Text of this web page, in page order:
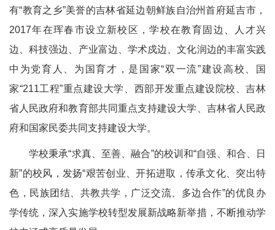
有“教育之乡”美誉的吉林省延边朝鲜族自治州首府延吉市，
2017年在珲春市设立新校区，学校在教育固边、人才兴
边、科技强边、产业富边、学术戍边、文化润边的丰富实践
中为党育人、为国育才，是国家“双一流”建设高校、国
家“211工程”重点建设大学、西部开发重点建设院校、吉林
省人民政府和教育部共同重点支持建设大学、吉林省人民政
府和国家民委共同支持建设大学。
学校秉承“求真、至善、融合”的校训和“自强、和合、日
新”的校风，发扬“艰苦创业、开拓进取，传承文化、突出特
色，民族团结、共教共学，广泛交流、多边合作”的优良办
学传统，深入实施学校转型发展新战略新举措，不断推动学